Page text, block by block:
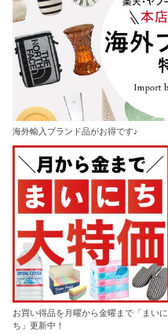
海外輸入ブランド品がお得です♪
お買い得品を月曜から金曜まで「まいに
ち」更新中！